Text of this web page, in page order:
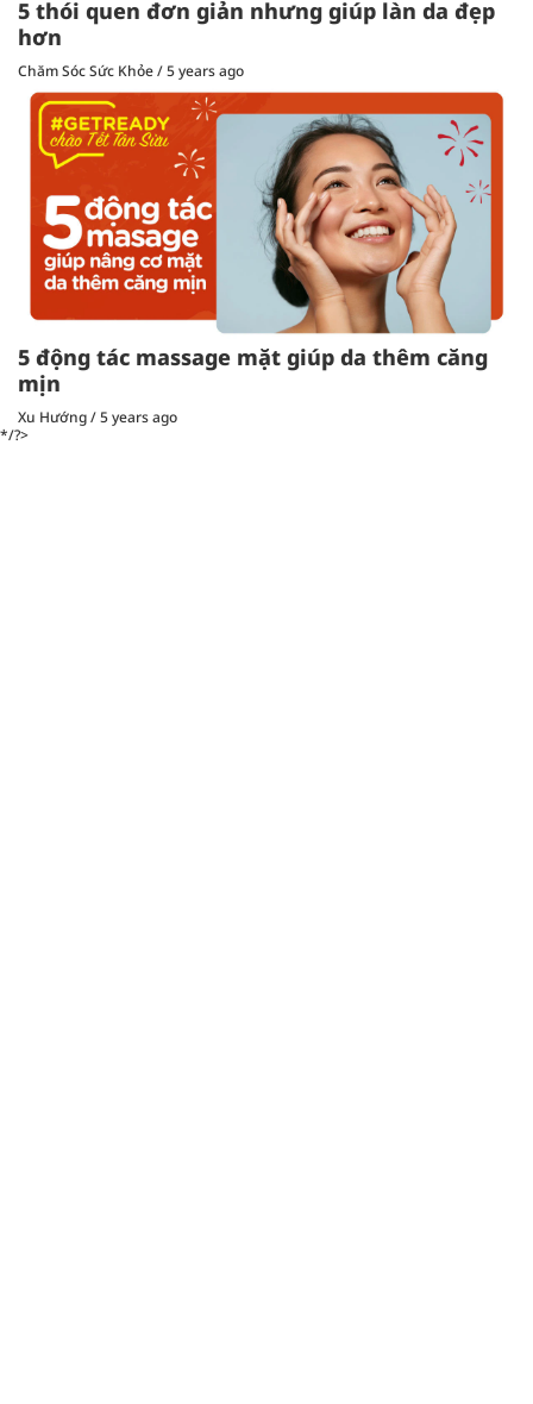
5 thói quen đơn giản nhưng giúp làn da đẹp
hơn
Chăm Sóc Sức Khỏe/5 years ago
5 động tác massage mặt giúp da thêm căng
mịn
Xu Hướng/5 years ago
*/?>